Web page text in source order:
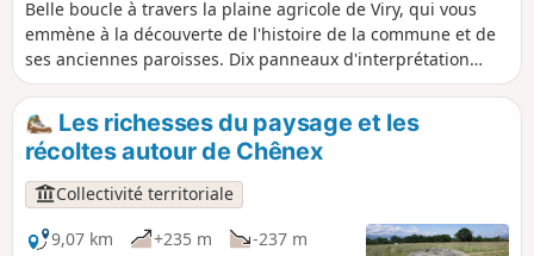
Belle boucle à travers la plaine agricole de Viry, qui vous
emmène à la découverte de l'histoire de la commune et de
ses anciennes paroisses. Dix panneaux d'interprétation
jalonnent l'itinéraire.
Les richesses du paysage et les
récoltes autour de Chênex
Collectivité territoriale
9,07 km
+235 m
-237 m